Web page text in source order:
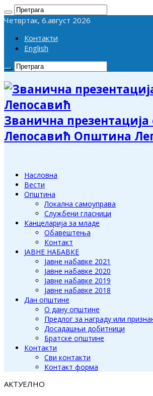
Четвртак, 6.август 2026
Контакти
English
Званична
Лепосавић Општина
Насловна
Вести
Општина
Локална самоуправа
Службени гласници
Канцеларија за младе
Обавештења
Контакт
ЈАВНЕ НАБАВКЕ
Јавне набавке 2021
Јавне набавке 2020
Јавне набавке 2019
Јавне набавке 2018
Дан општине
О дану општине
Предлог за награду или
Досадашњи добитници
Братске општине
Контакти
Сви контакти
Контакт форма
АКТУЕЛНО